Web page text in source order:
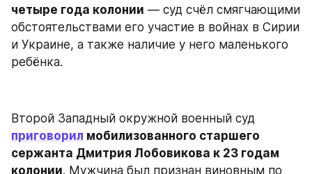
четыре года колонии — суд счёл смягчающими
обстоятельствами его участие в войнах в Сирии
и Украине, а также наличие у него маленького
ребёнка.
приговорил мобилизованного старшего
сержанта Дмитрия Лобовикова к 23 годам
колонии. Мужчина был признан виновным по